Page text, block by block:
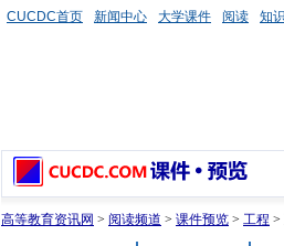
CUCDC首页 新闻中心 大学课件 阅读 知
高等教育资讯网 > 阅读频道 > 课件预览 > 工程 >